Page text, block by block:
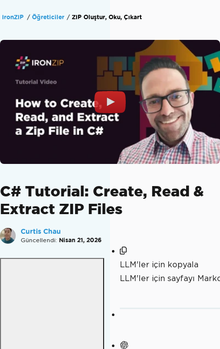
IronZIP Öğreticiler ZIP Oluştur, Oku, Çıkart
C# Tutorial: Create, Read &
Extract ZIP Files
Curtis Chau
Güncellendi: Nisan 21, 2026
LLM'ler için kopyala
LLM'ler için sayfayı